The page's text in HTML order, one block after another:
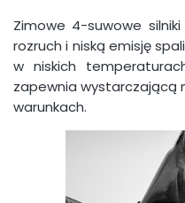
Zimowe 4-suwowe
rozruch i niską emisję
w niskich
zapewnia wystarczającą
warunkach.